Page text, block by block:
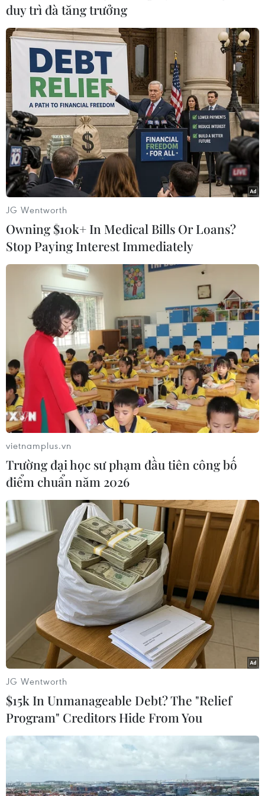
#Văn nghệ sỹ #Biển đảo
#Đất liền
#Văn học nghệ thuật
#Nghệ sỹ nhân dân
#Trần Hiếu
#Nghệ sỹ ưu tú
Tp. Hồ Chí Minh
Theo dõi VietnamPlus
TIN LIÊN QUAN
Quốc tế công nhận Hoàng Sa, Trường Sa
của Việt Nam từ lâu
17/05/2014 07:26
Tại nhiều cuộc hội nghị cấp cao của thế giới, các quốc
gia đều mặc nhiên thừa nhận hai quần đảo Hoàng Sa
và Trường Sa thuộc chủ quyền của Việt Nam.
duy trì đà tăng trưởng
JG Wentworth
Owning $10k+ In Medical Bills Or Loans?
Stop Paying Interest Immediately
vietnamplus.vn
Trường đại học sư phạm đầu tiên công bố
điểm chuẩn năm 2026
JG Wentworth
$15k In Unmanageable Debt? The "Relief
Program" Creditors Hide From You